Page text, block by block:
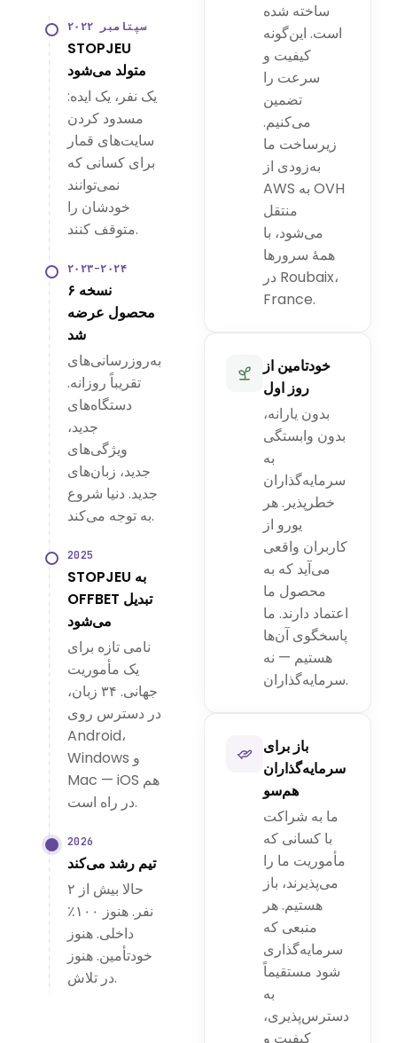
سپتامبر ۲۰۲۲
STOPJEU
متولد می‌شود
یک نفر، یک ایده:
مسدود کردن
سایت‌های قمار
برای کسانی که
نمی‌توانند
خودشان را
متوقف کنند.
۲۰۲۳–۲۰۲۴
۶ نسخه
محصول عرضه
شد
به‌روزرسانی‌های
تقریباً روزانه.
دستگاه‌های
جدید،
ویژگی‌های
جدید، زبان‌های
جدید. دنیا شروع
به توجه می‌کند.
2025
STOPJEU به
OFFBET تبدیل
می‌شود
نامی تازه برای
یک مأموریت
جهانی. ۳۴ زبان،
در دسترس روی
Android،
Windows و
Mac — iOS هم
در راه است.
2026
تیم رشد می‌کند
حالا بیش از ۲
نفر. هنوز ۱۰۰٪
داخلی. هنوز
خودتأمین. هنوز
در تلاش.
ساخته شده
است. این‌گونه
کیفیت و
سرعت را
تضمین
می‌کنیم.
زیرساخت ما
به‌زودی از
AWS به OVH
منتقل
می‌شود، با
همهٔ سرورها
در Roubaix،
France.
خودتامین از
روز اول
بدون یارانه،
بدون وابستگی
به
سرمایه‌گذاران
خطرپذیر. هر
یورو از
کاربران واقعی
می‌آید که به
محصول ما
اعتماد دارند. ما
پاسخگوی آن‌ها
هستیم — نه
سرمایه‌گذاران.
باز برای
سرمایه‌گذاران
هم‌سو
ما به شراکت
با کسانی که
مأموریت ما را
می‌پذیرند، باز
هستیم. هر
منبعی که
سرمایه‌گذاری
شود مستقیماً
به
دسترس‌پذیری،
کیفیت و